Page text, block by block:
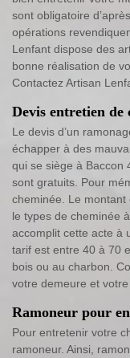
sont obligatoire
opérations
Lenfant dispose des
bonne réalisation de
Contactez Artisan
Devis entretien de
Le devis d’un
échapper à des
qui se siège à Baccon
sont gratuits. Pour
cheminée. Le montant
le types de cheminée
accomplit cette acte à
tarif est entre 40 à 70
bois ou au charbon.
votre demeure et votre
Ramoneur pour
Pour entretenir votre
ramoneur. Ainsi,